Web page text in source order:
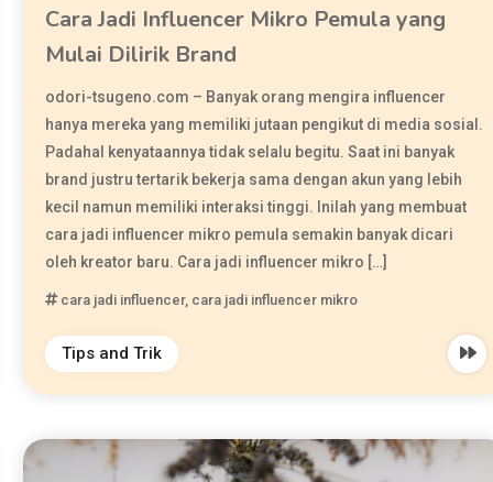
Cara Jadi Influencer Mikro Pemula yang
Mulai Dilirik Brand
odori-tsugeno.com – Banyak orang mengira influencer
hanya mereka yang memiliki jutaan pengikut di media sosial.
Padahal kenyataannya tidak selalu begitu. Saat ini banyak
brand justru tertarik bekerja sama dengan akun yang lebih
kecil namun memiliki interaksi tinggi. Inilah yang membuat
cara jadi influencer mikro pemula semakin banyak dicari
oleh kreator baru. Cara jadi influencer mikro […]
cara jadi influencer, cara jadi influencer mikro
Tips and Trik